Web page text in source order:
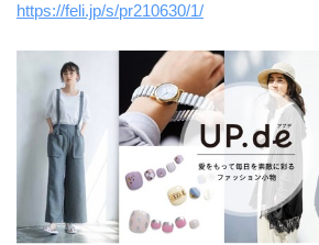
https://feli.jp/s/pr210630/1/